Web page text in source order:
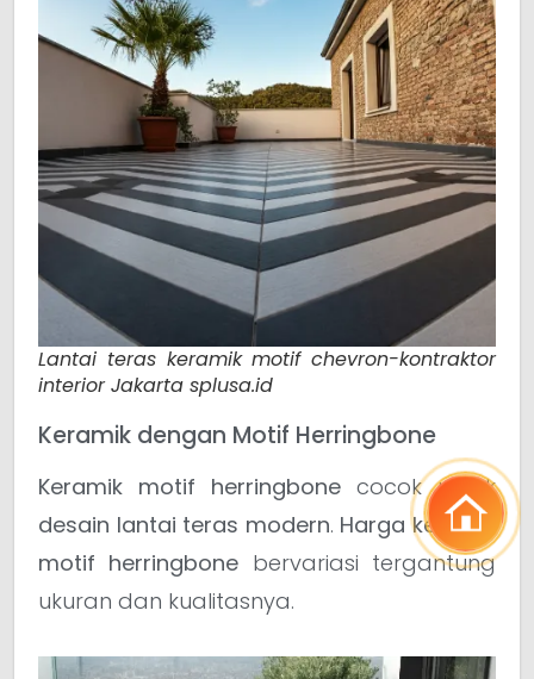
Lantai teras keramik motif chevron-kontraktor
interior Jakarta splusa.id
Keramik dengan Motif Herringbone
Keramik motif herringbone cocok untuk
desain lantai teras modern. Harga keramik
motif herringbone bervariasi tergantung
ukuran dan kualitasnya.